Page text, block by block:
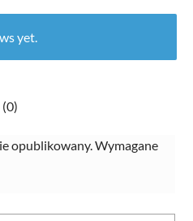
yet.
opublikowany. Wymagane